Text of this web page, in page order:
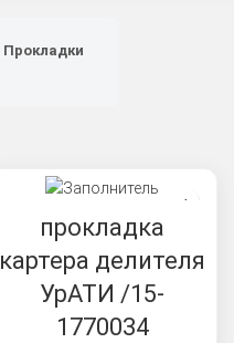
Прокладки
прокладка
картера делителя
УрАТИ /15-
1770034